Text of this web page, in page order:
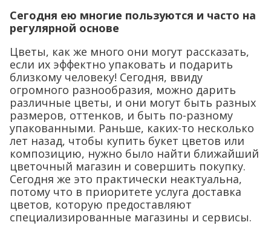
Сегодня ею многие пользуются и часто на
регулярной основе
Цветы, как же много они могут рассказать,
если их эффектно упаковать и подарить
близкому человеку! Сегодня, ввиду
огромного разнообразия, можно дарить
различные цветы, и они могут быть разных
размеров, оттенков, и быть по-разному
упакованными. Раньше, каких-то несколько
лет назад, чтобы купить букет цветов или
композицию, нужно было найти ближайший
цветочный магазин и совершить покупку.
Сегодня же это практически неактуальна,
потому что в приоритете услуга доставка
цветов, которую предоставляют
специализированные магазины и сервисы.